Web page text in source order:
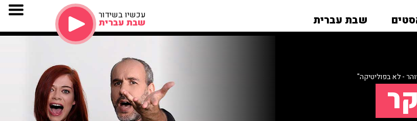
שבת עברית עכשיו בשידור
שבת עברית
- לא בפוליטיקה"